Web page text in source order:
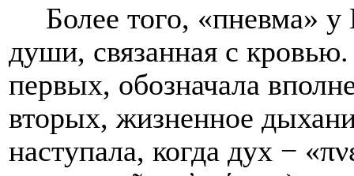
Более того, «пневма» у
души, связанная с
первых, обозначала
вторых, жизненное
наступала, когда дух −